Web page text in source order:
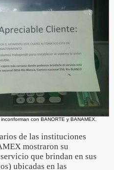
con BANORTE y BANAMEX.
de las instituciones
mostraron su
que brindan en sus
ubicadas en las